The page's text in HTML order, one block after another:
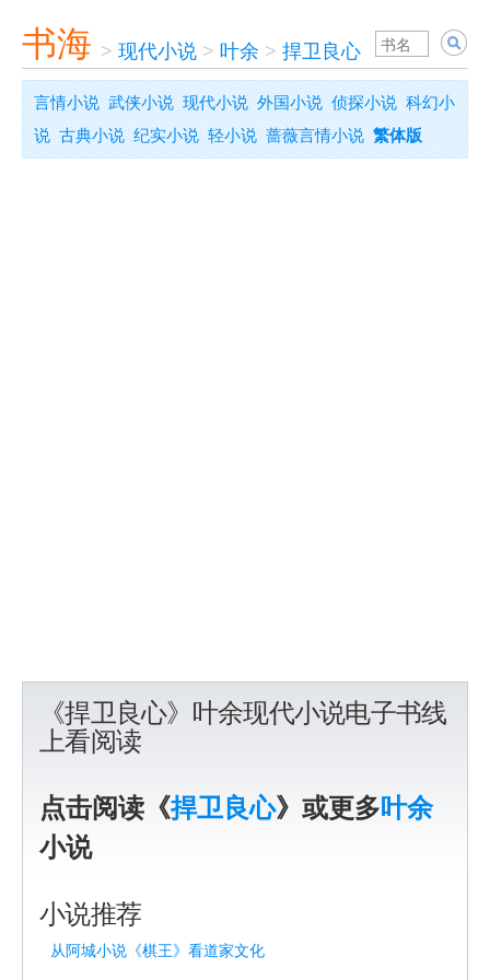
书海 > 现代小说 > 叶余 > 捍卫良心
言情小说 武侠小说 现代小说 外国小说 侦探小说 科幻小
说 古典小说 纪实小说 轻小说 蔷薇言情小说 繁体版
《捍卫良心》叶余现代小说电子书线
上看阅读
点击阅读《捍卫良心》或更多叶余
小说
小说推荐
从阿城小说《棋王》看道家文化